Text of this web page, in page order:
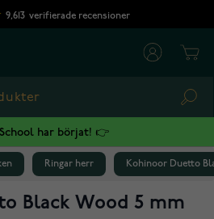
9,613 verifierade recensioner
har börjat! 👉
Ringar herr Kohinoor Duetto
Black Wood 5 mm